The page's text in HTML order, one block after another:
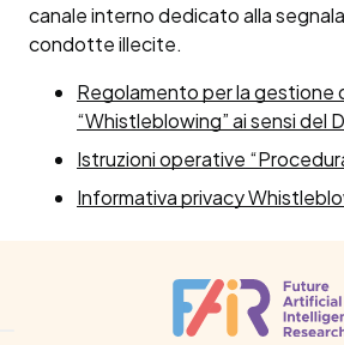
canale interno dedicato alla
condotte illecite.
Regolamento per la gestione
“Whistleblowing” ai sensi del
Istruzioni operative
Informativa privacy